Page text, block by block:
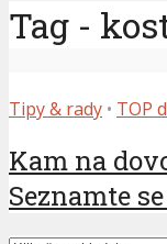
Tag -
Tipy & rady • TOP
Kam na
Seznamte